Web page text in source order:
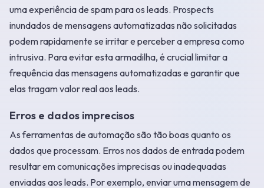
uma experiência de spam para os leads. Prospects
inundados de mensagens automatizadas não solicitadas
podem rapidamente se irritar e perceber a empresa como
intrusiva. Para evitar esta armadilha, é crucial limitar a
frequência das mensagens automatizadas e garantir que
elas tragam valor real aos leads.
Erros e dados imprecisos
As ferramentas de automação são tão boas quanto os
dados que processam. Erros nos dados de entrada podem
resultar em comunicações imprecisas ou inadequadas
enviadas aos leads. Por exemplo, enviar uma mensagem de